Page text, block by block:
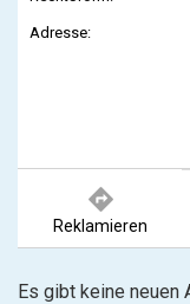
Adresse:
directions
Reklamieren
Es gibt keine neuen